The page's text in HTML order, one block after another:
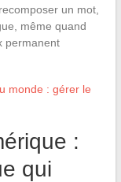
un mot,
même quand
permanent
monde : gérer le
:
qui